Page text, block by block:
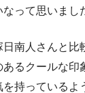
なって思いま
南人さんと比
るクールな印
持っているよ